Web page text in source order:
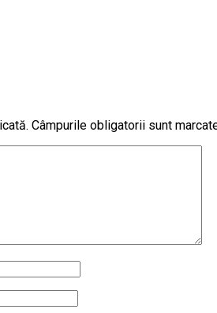
Câmpurile obligatorii sunt